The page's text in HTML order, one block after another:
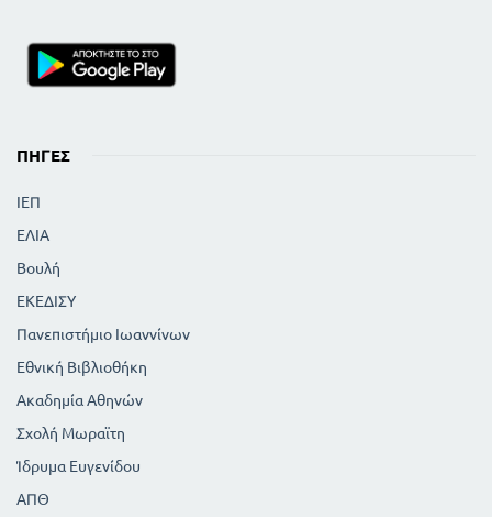
ΠΗΓΈΣ
ΙΕΠ
ΕΛΙΑ
Βουλή
ΕΚΕΔΙΣΥ
Πανεπιστήμιο Ιωαννίνων
Εθνική Βιβλιοθήκη
Ακαδημία Αθηνών
Σχολή Μωραϊτη
Ίδρυμα Ευγενίδου
ΑΠΘ